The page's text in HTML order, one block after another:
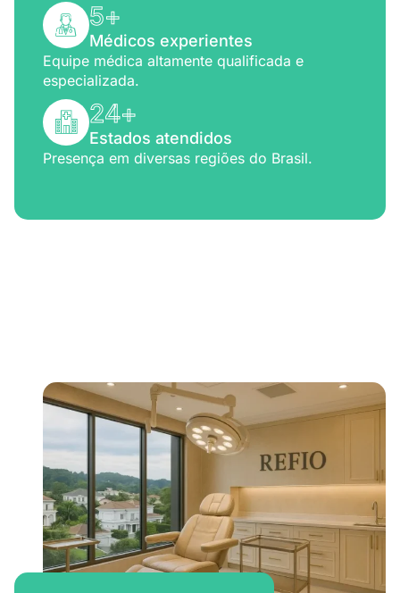
5+
Médicos experientes
Equipe médica altamente qualificada e
especializada.
24+
Estados atendidos
Presença em diversas regiões do Brasil.